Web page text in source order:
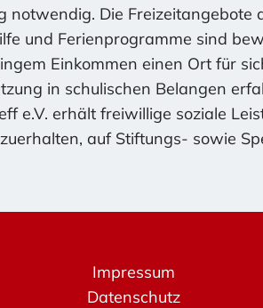
notwendig. Die Freizeitangebote
und Ferienprogramme sind
Einkommen einen Ort für
in schulischen Belangen
e.V. erhält freiwillige soziale
auf Stiftungs- sowie
Impressum
Datenschutz